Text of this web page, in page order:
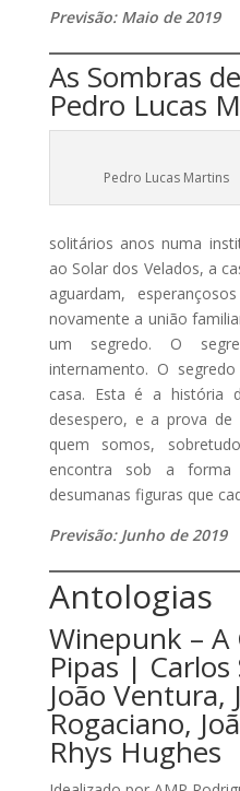
Previsão: Maio de 2019
As Sombras
Pedro Lucas
Pedro Lucas Martins
solitários anos numa
ao Solar dos Velados, a
aguardam,
novamente a união
um segredo. O
internamento. O
casa. Esta é a história
desespero, e a prova
quem somos,
encontra sob a
desumanas figuras que
Previsão: Junho de 2019
Antologias
Winepunk – A
Pipas | Carlos
João Ventura,
Rogaciano,
Rhys Hughes